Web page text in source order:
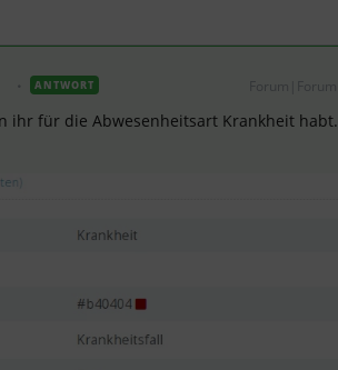
ANTWORT
ihr für die Abwesenheitsart Krankheit habt.